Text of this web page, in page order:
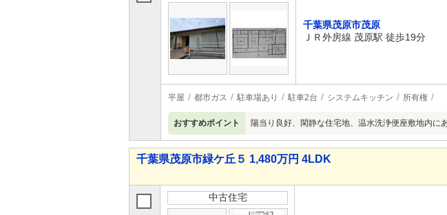
千葉県茂原市茂原
ＪＲ外房線 茂原駅 徒歩19分
平屋 都市ガス 駐車場あり 駐車2台 システムキッチン 所有権
おすすめポイント 陽当り良好、閑静な住宅地、温水洗浄便座敷地内に
千葉県茂原市緑ケ丘５ 1,480万円 4LDK
中古住宅